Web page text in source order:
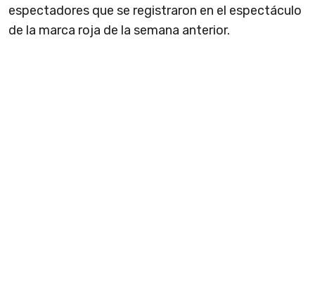
espectadores que se registraron en el espectáculo
de la marca roja de la semana anterior.